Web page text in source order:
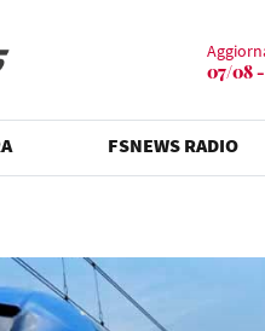
07/08
FSNEWS RADIO